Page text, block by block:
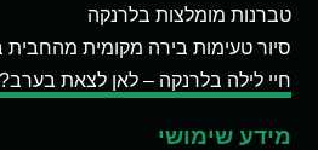
טברנות מומלצות בלרנקה
סיור טעימות בירה מקומית מהחבית
חיי לילה בלרנקה – לאן לצאת בערב?
מידע שימושי